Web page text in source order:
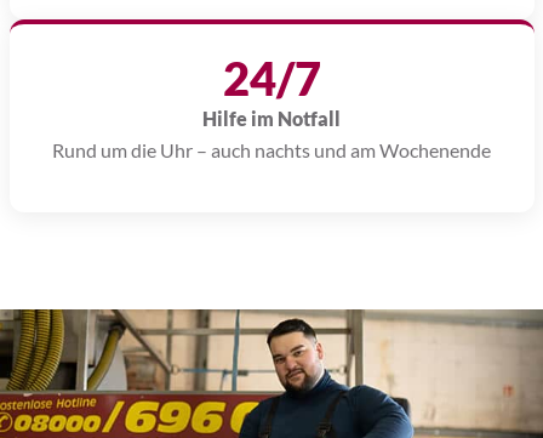
24/7
Hilfe im Notfall
Rund um die Uhr – auch nachts und am Wochenende